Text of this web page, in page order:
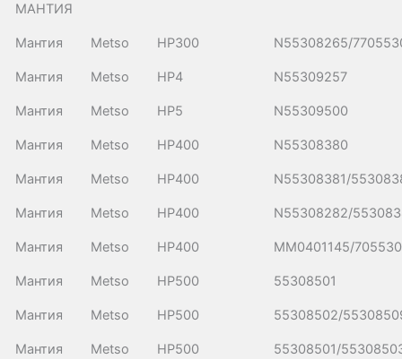
МАНТИЯ
Мантия Metso HP300 N55308265/
Мантия Metso HP4 N55309257
Мантия Metso HP5 N55309500
Мантия Metso HP400 N55308380
Мантия Metso HP400 N55308381/
Мантия Metso HP400 N55308282/
Мантия Metso HP400 MM0401145/
Мантия Metso HP500 55308501
Мантия Metso HP500 55308502/
Мантия Metso HP500 55308501/